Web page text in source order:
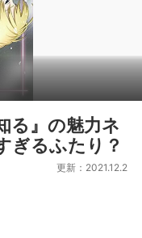
る』の魅力ネ
ぎるふたり？
更新：2021.12.2